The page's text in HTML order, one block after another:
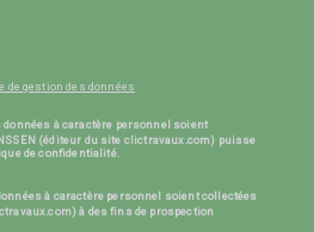
de gestion des données
à caractère personnel soient
(éditeur du site clictravaux.com) puisse
de confidentialité.
à caractère personnel soient collectées
à des fins de prospection